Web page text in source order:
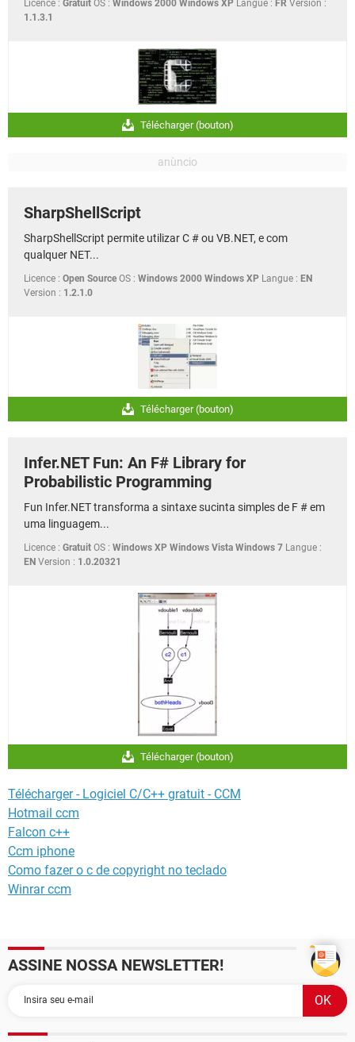
Licence : Gratuit OS : Windows 2000 Windows XP Langue : FR Version :
1.1.3.1
Télécharger (bouton)
SharpShellScript
SharpShellScript permite utilizar C # ou VB.NET, e com
qualquer NET...
Licence : Open Source OS : Windows 2000 Windows XP Langue : EN
Version : 1.2.1.0
Télécharger (bouton)
Infer.NET Fun: An F# Library for
Probabilistic Programming
Fun Infer.NET transforma a sintaxe sucinta simples de F # em
uma linguagem...
Licence : Gratuit OS : Windows XP Windows Vista Windows 7 Langue :
EN Version : 1.0.20321
Télécharger (bouton)
Télécharger - Logiciel C/C++ gratuit - CCM
Hotmail ccm
Falcon c++
Ccm iphone
Como fazer o c de copyright no teclado
Winrar ccm
ASSINE NOSSA NEWSLETTER!